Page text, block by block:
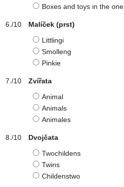
Boxes and toys in the one
Malíček (prst)
Littlingi
Smolleng
Pinkie
Zvířata
Animal
Animals
Animales
Dvojčata
Twochildens
Twins
Childenstwo